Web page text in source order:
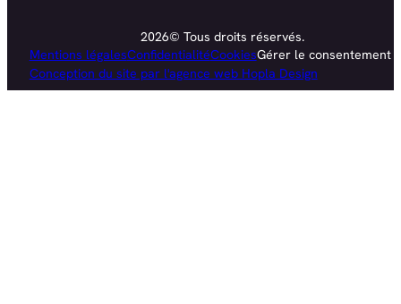
2026© Tous droits réservés.
Mentions légalesConfidentialitéCookiesGérer le consentement
Conception du site par l'agence web Hopla Design